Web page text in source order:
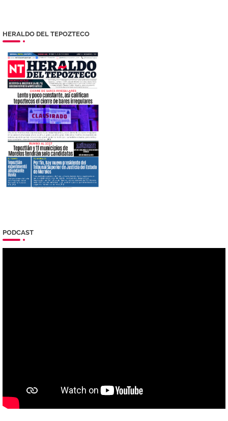
HERALDO DEL TEPOZTECO
PODCAST